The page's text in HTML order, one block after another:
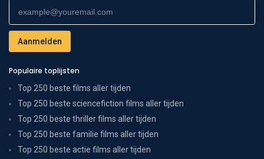
Populaire toplijsten
Top 250 beste films aller tijden
Top 250 beste sciencefiction films aller tijden
Top 250 beste thriller films aller tijden
Top 250 beste familie films aller tijden
Top 250 beste actie films aller tijden